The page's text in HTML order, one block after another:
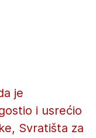
je
i usrećio
Svratišta za